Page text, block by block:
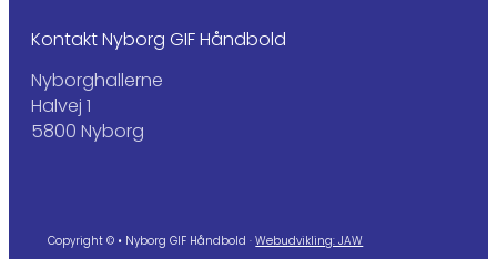
Kontakt Nyborg GIF Håndbold
Nyborghallerne
Halvej 1
5800 Nyborg
Copyright © • Nyborg GIF Håndbold ·Webudvikling: JAW